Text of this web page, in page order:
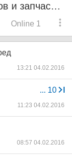
Покупка и продажа велосипедов и запчастей
Online 1
13:21 04.02.2016
... 10
11:23 04.02.2016
08:57 04.02.2016